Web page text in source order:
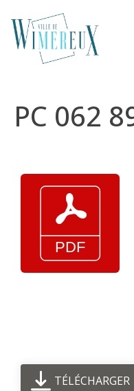
PC 062
TÉLÉCHARGER